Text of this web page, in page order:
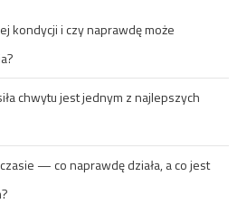
kondycji i czy naprawdę może
chwytu jest jednym z najlepszych
— co naprawdę działa, a co jest